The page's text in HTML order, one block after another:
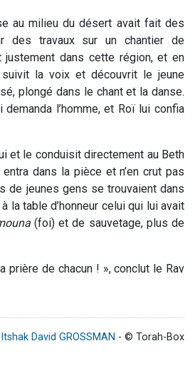
au milieu du désert avait fait des
des travaux sur un chantier de
justement dans cette région, et en
la voix et découvrit le jeune
plongé dans le chant et la danse.
l’homme, et Roï lui confia
et le conduisit directement au Beth
entra dans la pièce et n’en crut pas
de jeunes gens se trouvaient dans
la table d’honneur celui qui lui avait
(foi) et de sauvetage, plus de
prière de chacun ! », conclut le Rav
David GROSSMAN - © Torah-Box